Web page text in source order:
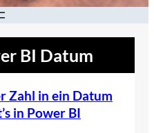
BI Datum
Zahl in ein Datum
in Power BI